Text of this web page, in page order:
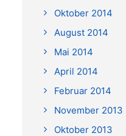
Oktober 2014
August 2014
Mai 2014
April 2014
Februar 2014
November 2013
Oktober 2013